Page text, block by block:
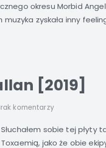
okresu Morbid
zyskała inny
[2019]
komentarzy
Słuchałem sobie tej płyty
Toxaemią, jako że obie